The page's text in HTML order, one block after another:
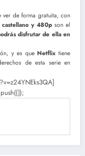
ver de forma gratuita, con
y 480p son el
disfrutar de ella en
y es queNetflix tiene
de esta serie en